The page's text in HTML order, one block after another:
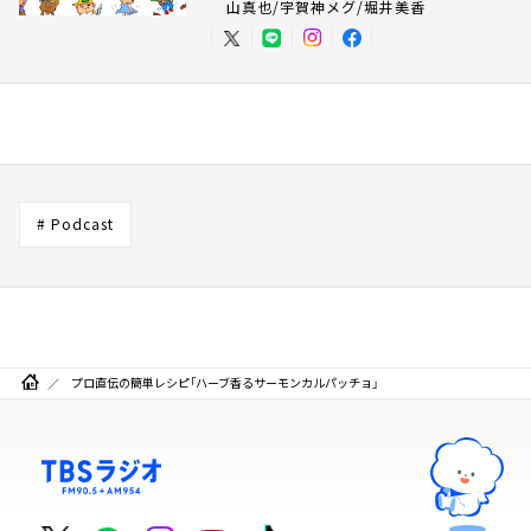
山真也/宇賀神メグ/堀井美香
# Podcast
プロ直伝の簡単レシピ「ハーブ香るサーモンカルパッチョ」